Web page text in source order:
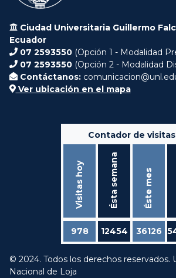
Ciudad Universitaria Guillermo
Ecuador
07 2593550 (Opción 1 - Modalidad
07 2593550 (Opción 2 - Modalidad
Contáctanos:
Ver ubicación en el mapa
Contador de visitas
Visitas hoy Ésta semana Éste mes
978 12454 36126
© 2024. Todos los derechos reservados.
Nacional de Loja